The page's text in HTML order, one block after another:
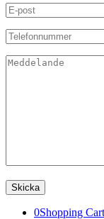
0Shopping Cart